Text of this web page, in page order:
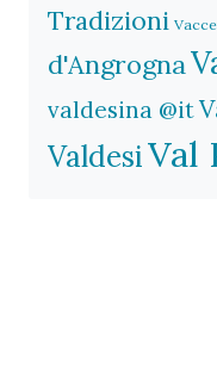
Tradizioni
d'Angrogna
valdesina @it
ValdesiVal